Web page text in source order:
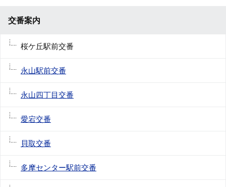
交番案内
桜ケ丘駅前交番
永山駅前交番
永山四丁目交番
愛宕交番
貝取交番
多摩センター駅前交番